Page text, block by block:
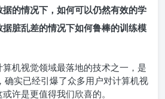
的情况下，如何可以仍然有效的学
脏乱差的情况下如何鲁棒的训练模
机视觉领域最落地的技术之一，是
确实已经引爆了众多用户对计算机视
许是更值得我们欣喜的。